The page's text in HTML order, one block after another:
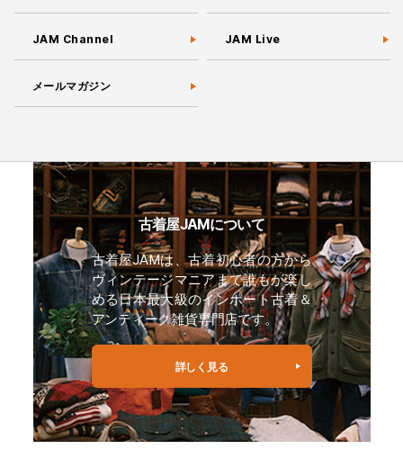
JAM Channel JAM Live
メールマガジン
古着屋JAMについて
古着屋JAMは、古着初心者の方から
ヴィンテージマニアまで誰もが楽し
める日本最大級のインポート古着＆
アンティーク雑貨専門店です。
詳しく見る